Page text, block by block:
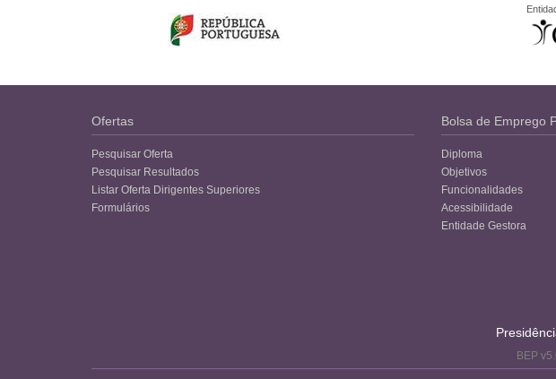
Ofertas
Pesquisar Oferta
Pesquisar Resultados
Listar Oferta Dirigentes Superiores
Formulários
Bolsa de Emprego
Diploma
Objetivos
Funcionalidades
Acessibilidade
Entidade Gestora
BEP